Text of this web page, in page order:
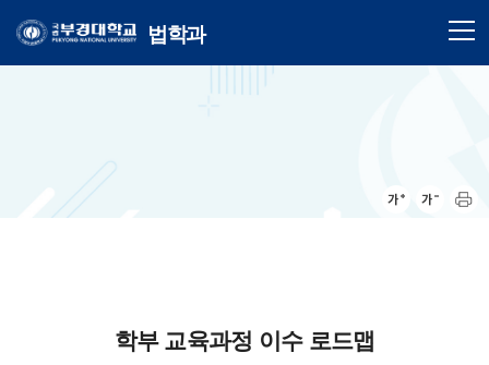
법학과
학부 교육과정 이수 로드맵